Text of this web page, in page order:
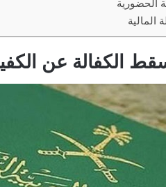
الكفالة عن